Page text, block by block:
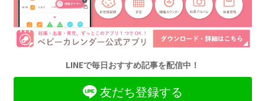
LINEで毎日おすすめ記事を配信中！
友だち登録する